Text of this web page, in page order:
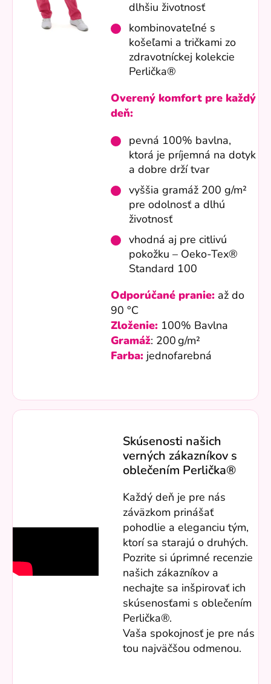
dlhšiu životnosť
kombinovateľné s
košeľami a tričkami zo
zdravotníckej kolekcie
Perlička®
Overený komfort pre každý
deň:
pevná 100% bavlna,
ktorá je príjemná na dotyk
a dobre drží tvar
vyššia gramáž 200 g/m²
pre odolnosť a dlhú
životnosť
vhodná aj pre citlivú
pokožku – Oeko-Tex®
Standard 100
Odporúčané pranie: až do
90 °C
Zloženie: 100% Bavlna
Gramáž: 200 g/m²
Farba: jednofarebná
Skúsenosti našich
verných zákazníkov s
oblečením Perlička®
Každý deň je pre nás
záväzkom prinášať
pohodlie a eleganciu tým,
ktorí sa starajú o druhých.
Pozrite si úprimné recenzie
našich zákazníkov a
nechajte sa inšpirovať ich
skúsenosťami s oblečením
Perlička®.
Vaša spokojnosť je pre nás
tou najväčšou odmenou.